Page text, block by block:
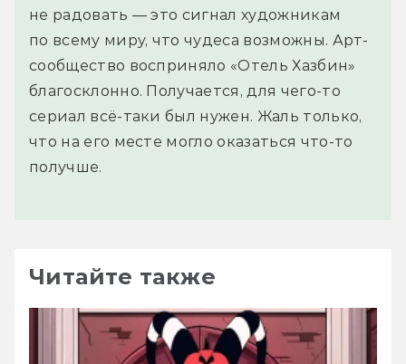
не радовать — это сигнал художникам
по всему миру, что чудеса возможны. Арт-
сообщество восприняло «Отель Хазбин»
благосклонно. Получается, для чего-то
сериал всё-таки был нужен. Жаль только,
что на его месте могло оказаться что-то
получше.
Читайте также